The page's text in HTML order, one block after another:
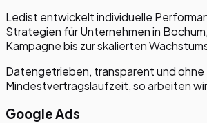
Ledist entwickelt individuelle
Strategien für Unternehmen in Bochum
Kampagne bis zur skalierten
Datengetrieben, transparent und ohne
Mindestvertragslaufzeit, so arbeiten
Google Ads